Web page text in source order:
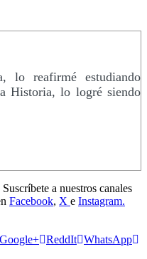
lo reafirmé estudiando
Historia, lo logré siendo
a nuestros canales
Facebook, X e Instagram.
Google+ ReddIt WhatsApp